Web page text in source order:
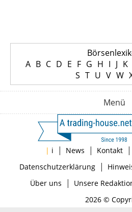
A B C D E F G H I J K
S T U V W
Menü
| i | News | Kontakt |
Datenschutzerklärung|
Über uns | Unsere
2026 ©